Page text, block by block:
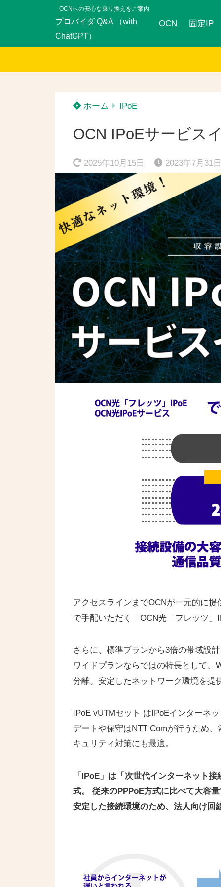
OCNへの安心な乗り換えをご案内
プロバイダ Q&A （with
ChatGPT）
OCN 固定IP
ホーム IPoE
OCN IPoEサービス
2025年10月15日 2023年7月31日
アクセスラインまでOCNが一元的に
で手配いただく「OCN光「フレッツ
さらに、標準プランから3倍の帯域設
ワイドプランならではの特長として、
分離。安定したネットワーク環境を提
IPoE vUTMセット はIPoEインターネ
デートや保守はNTT Comが行うため
キュリティ対策にも最適。
「IPoE」は「次世代インターネット
式。 従来のPPPoE方式に比べて大容
安定した接続環境のため、法人向け回